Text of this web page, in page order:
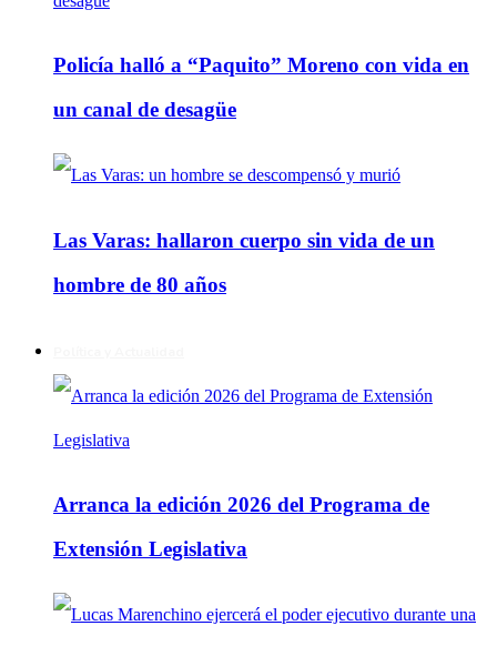
Policía halló a “Paquito” Moreno con vida en
un canal de desagüe
Las Varas: hallaron cuerpo sin vida de un
hombre de 80 años
Arranca la edición 2026 del Programa de
Extensión Legislativa